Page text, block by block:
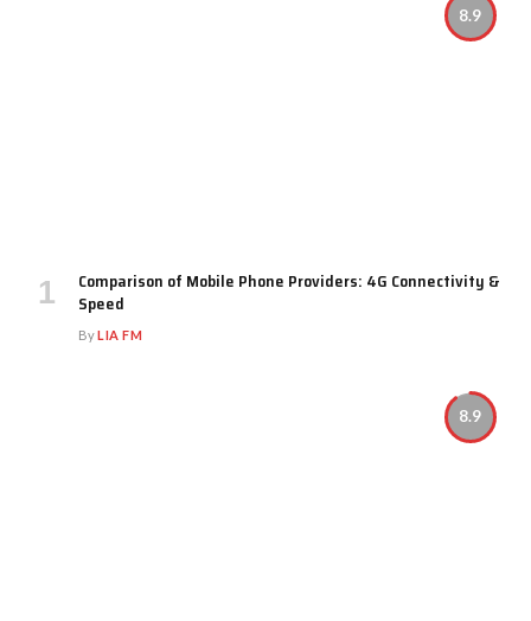
8.9
Comparison of Mobile Phone Providers: 4G Connectivity &
Speed
ByLIA FM
8.9